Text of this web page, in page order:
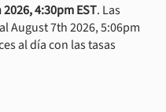
4:30pm EST. Las
August 7th 2026, 5:06pm
al día con las tasas